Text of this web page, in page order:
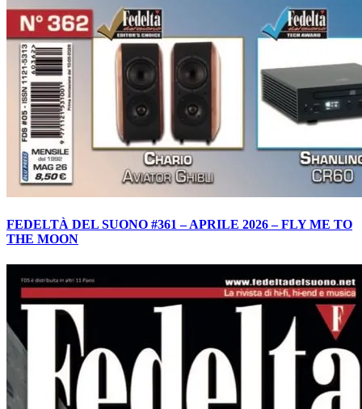
FEDELTÀ DEL SUONO #361 – APRILE 2026 – FLY ME TO
THE MOON